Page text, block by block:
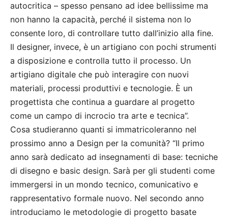
autocritica – spesso pensano ad idee bellissime ma
non hanno la capacità, perché il sistema non lo
consente loro, di controllare tutto dall’inizio alla fine.
Il designer, invece, è un artigiano con pochi strumenti
a disposizione e controlla tutto il processo. Un
artigiano digitale che può interagire con nuovi
materiali, processi produttivi e tecnologie. È un
progettista che continua a guardare al progetto
come un campo di incrocio tra arte e tecnica”.
Cosa studieranno quanti si immatricoleranno nel
prossimo anno a Design per la comunità? “Il primo
anno sarà dedicato ad insegnamenti di base: tecniche
di disegno e basic design. Sarà per gli studenti come
immergersi in un mondo tecnico, comunicativo e
rappresentativo formale nuovo. Nel secondo anno
introduciamo le metodologie di progetto basate